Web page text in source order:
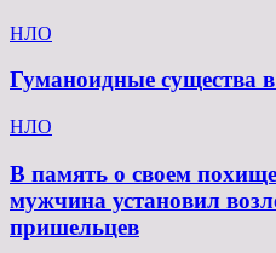
НЛО
Гуманоидные существа
НЛО
В память о своем
мужчина установил
пришельцев